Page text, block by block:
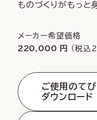
ものづくりがもっと
メーカー希望価格
220,000 円
（税
ご使用のてび
ダウンロード